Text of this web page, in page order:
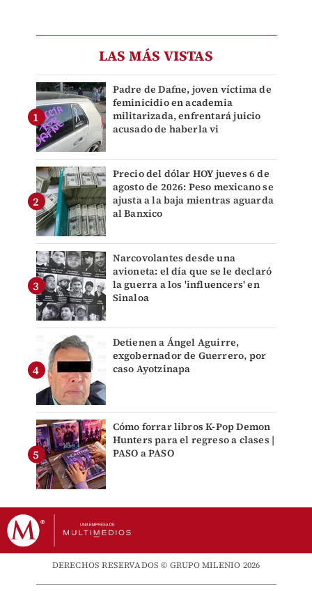
LAS MÁS VISTAS
Padre de Dafne, joven víctima de
feminicidio en academia
militarizada, enfrentará juicio
acusado de haberla vi
Precio del dólar HOY jueves 6 de
agosto de 2026: Peso mexicano se
ajusta a la baja mientras aguarda
al Banxico
Narcovolantes desde una
avioneta: el día que se le declaró
la guerra a los 'influencers' en
Sinaloa
Detienen a Ángel Aguirre,
exgobernador de Guerrero, por
caso Ayotzinapa
Cómo forrar libros K-Pop Demon
Hunters para el regreso a clases |
PASO a PASO
DERECHOS RESERVADOS © GRUPO MILENIO 2026